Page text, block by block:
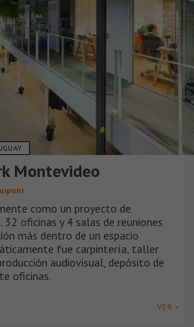
Montevideo
como un proyecto de
oficinas y 4 salas de reuniones
más dentro de un espacio
fue carpintería, taller
audiovisual, depósito de
oficinas.
VER +